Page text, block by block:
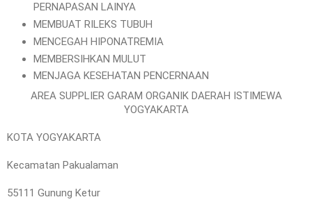
PERNAPASAN LAINYA
MEMBUAT RILEKS TUBUH
MENCEGAH HIPONATREMIA
MEMBERSIHKAN MULUT
MENJAGA KESEHATAN PENCERNAAN
AREA SUPPLIER GARAM ORGANIK DAERAH ISTIMEWA
YOGYAKARTA
KOTA YOGYAKARTA
Kecamatan Pakualaman
55111 Gunung Ketur